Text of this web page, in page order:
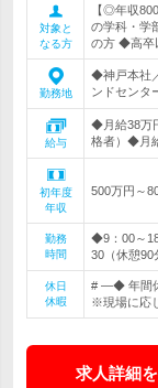
対象と
なる方
【◎年収
の学科・学
の方 ◆高卒
勤務地
◆神戸本社
ンドセンタ
給与
◆月給38万
格者）◆月
初年度
年収
500万円～
勤務
時間
◆9：00～
30（休憩
休日
休暇
# ―◆ 年間
※現場に応
求人詳細